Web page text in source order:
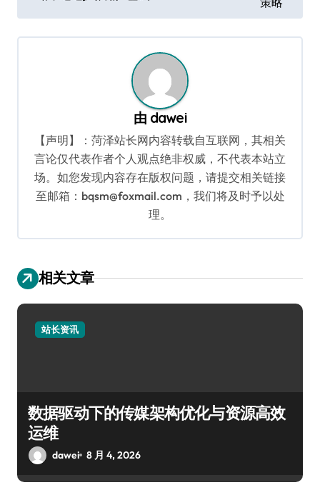
导
航
由 dawei
【声明】：菏泽站长网内容转载自互联网，其相关
言论仅代表作者个人观点绝非权威，不代表本站立
场。如您发现内容存在版权问题，请提交相关链接
至邮箱：bqsm@foxmail.com，我们将及时予以处
理。
相关文章
站长资讯
数据驱动下的传媒架构优化与资源高效
运维
dawei 8 月 4, 2026